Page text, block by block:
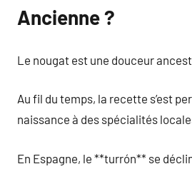
Ancienne ?
Le nougat est une douceur
Au fil du temps, la recette s’est
naissance à des spécialités
En Espagne, le **turrón** se